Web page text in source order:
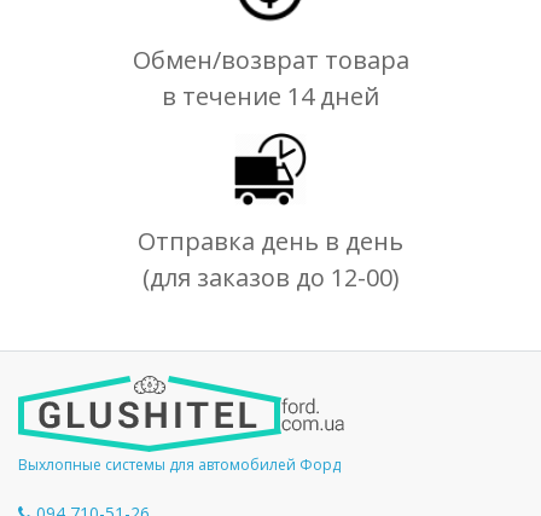
Обмен/возврат товара
в течение 14 дней
Отправка день в день
(для заказов до 12-00)
Выхлопные системы для автомобилей Форд